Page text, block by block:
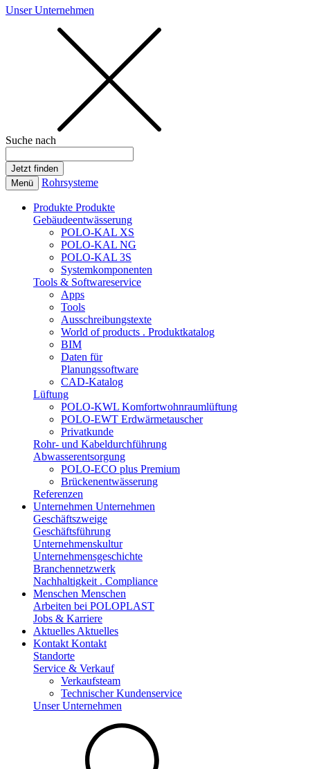
Unser Unternehmen
Suche nach
Menü Rohrsysteme
Produkte Produkte
Gebäudeentwässerung
POLO-KAL XS
POLO-KAL NG
POLO-KAL 3S
Systemkomponenten
Tools & Softwareservice
Apps
Tools
Ausschreibungstexte
World of products . Produktkatalog
BIM
Daten für
Planungssoftware
CAD-Katalog
Lüftung
POLO-KWL Komfortwohnraumlüftung
POLO-EWT Erdwärmetauscher
Privatkunde
Rohr- und Kabeldurchführung
Abwasserentsorgung
POLO-ECO plus Premium
Brückenentwässerung
Referenzen
Unternehmen Unternehmen
Geschäftszweige
Geschäftsführung
Unternehmenskultur
Unternehmensgeschichte
Branchennetzwerk
Nachhaltigkeit . Compliance
Menschen Menschen
Arbeiten bei POLOPLAST
Jobs & Karriere
Aktuelles Aktuelles
Kontakt Kontakt
Standorte
Service & Verkauf
Verkaufsteam
Technischer Kundenservice
Unser Unternehmen